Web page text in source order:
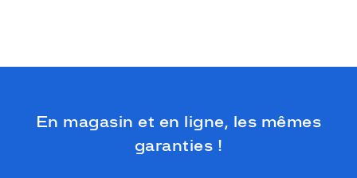
En magasin et en ligne, les mêmes
garanties !